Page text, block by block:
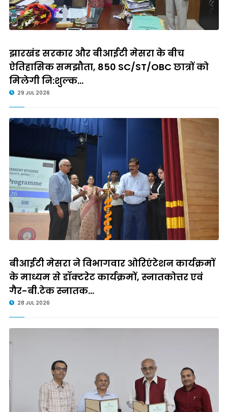
झारखंड सरकार और बीआईटी मेसरा के बीच
ऐतिहासिक समझौता, 850 SC/ST/OBC छात्रों को
मिलेगी नि:शुल्क...
29 JUL 2026
बीआईटी मेसरा ने विभागवार ओरिएंटेशन कार्यक्रमों
के माध्यम से डॉक्टरेट कार्यक्रमों, स्नातकोत्तर एवं
गैर-बी.टेक स्नातक...
28 JUL 2026